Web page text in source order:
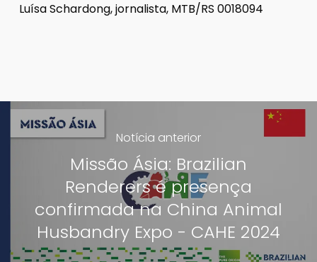
Luísa Schardong, jornalista, MTB/RS 0018094
Notícia anterior
Missão Ásia: Brazilian
Renderers é presença
confirmada na China Animal
Husbandry Expo - CAHE 2024